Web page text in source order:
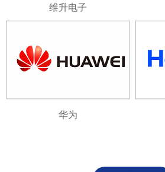
维升电子
华为